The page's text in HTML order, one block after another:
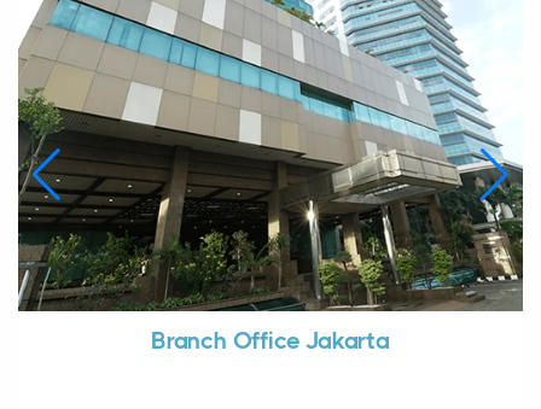
Branch Office Jakarta